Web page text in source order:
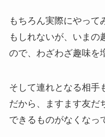
もちろん実際にやって
もしれないが、いまの
ので、わざわざ趣味を
そして連れとなる相手
だから、ますます友だ
できるものがなくなっ